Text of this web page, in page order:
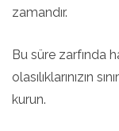
zamandır.
Bu süre zarfında
olasılıklarınızın
kurun.